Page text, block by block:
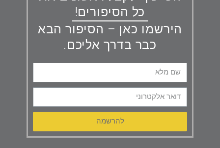
כל הסיפורים!
הירשמו כאן – הסיפור הבא
כבר בדרך אליכם.
להרשמה